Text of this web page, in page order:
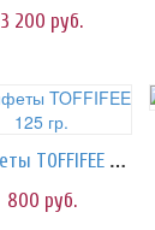
3 200 руб.
Конфеты TOFFIFEE 125 гр.
800 руб.